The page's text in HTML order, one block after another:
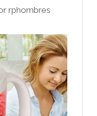
rphombres